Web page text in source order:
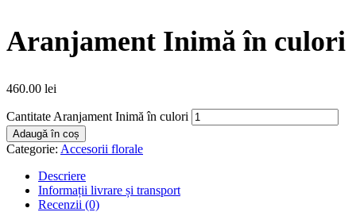
Aranjament Inimă în culori
460.00 lei
Cantitate Aranjament Inimă în culori
Adaugă în coș
Categorie: Accesorii florale
Descriere
Informații livrare și transport
Recenzii (0)